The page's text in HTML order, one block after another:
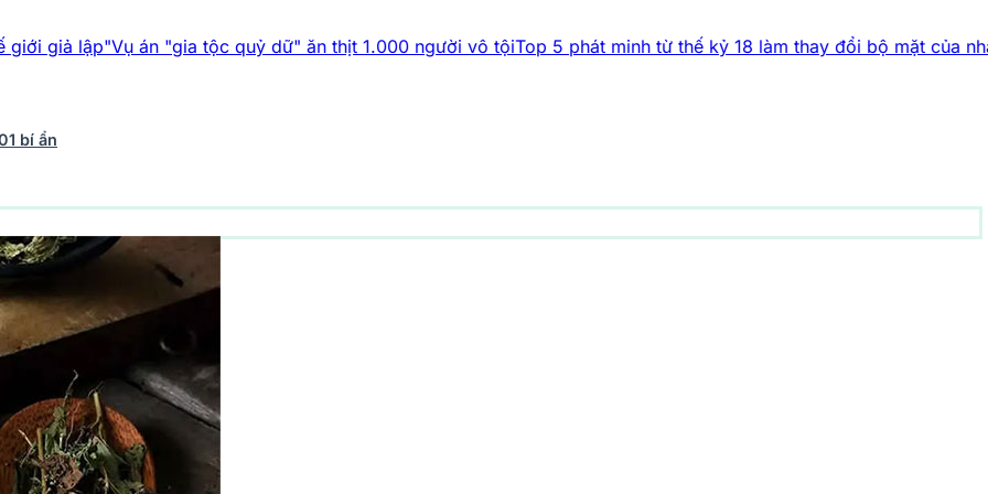
án "gia tộc quỷ dữ" ăn thịt 1.000 người vô tộiTop 5 phát minh từ thế kỷ 18 làm thay đổi bộ mặt của nhân loạiBí ẩn
bí ẩn
trụ242 bài viếtY học - Sức khỏe